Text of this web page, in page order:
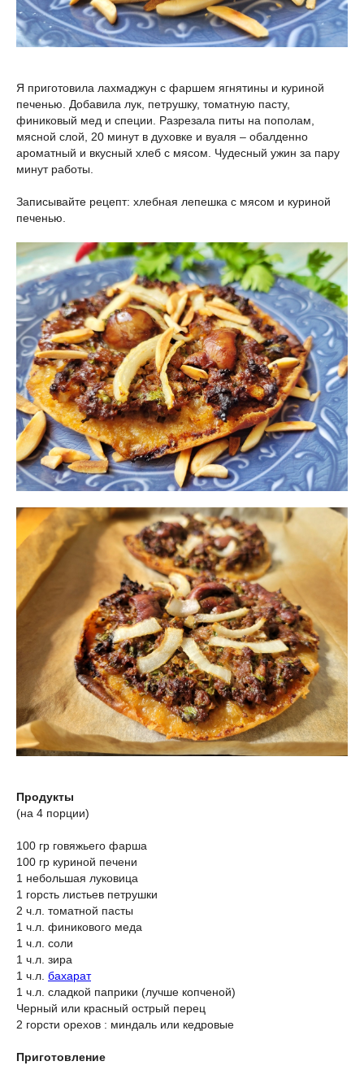
Я приготовила лахмаджун с фаршем ягнятины и куриной
печенью. Добавила лук, петрушку, томатную пасту,
финиковый мед и специи. Разрезала питы на пополам,
мясной слой, 20 минут в духовке и вуаля – обалденно
ароматный и вкусный хлеб с мясом. Чудесный ужин за пару
минут работы.
Записывайте рецепт: хлебная лепешка с мясом и куриной
печенью.
Продукты
(на 4 порции)
100 гр говяжьего фарша
100 гр куриной печени
1 небольшая луковица
1 горсть листьев петрушки
2 ч.л. томатной пасты
1 ч.л. финикового меда
1 ч.л. соли
1 ч.л. зира
1 ч.л. бахарат
1 ч.л. сладкой паприки (лучше копченой)
Черный или красный острый перец
2 горсти орехов : миндаль или кедровые
Приготовление